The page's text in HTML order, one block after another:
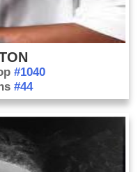
#1040
#44